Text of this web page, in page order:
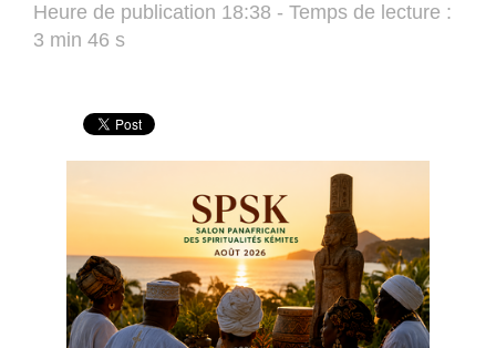
Heure de publication 18:38 - Temps de lecture :
3 min 46 s